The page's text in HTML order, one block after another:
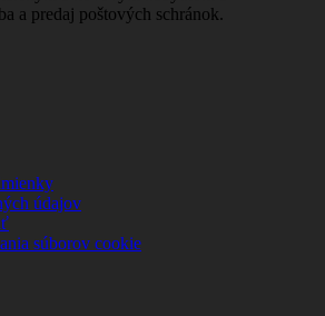
a predaj poštových schránok.
údajov
súborov cookie